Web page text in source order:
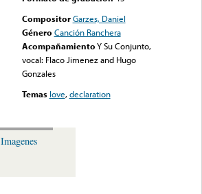
Compositor Garzes, Daniel
Género Canción Ranchera
AcompañamientoY Su Conjunto,
vocal: Flaco Jimenez and Hugo
Gonzales
Temas love,declaration
Imagenes